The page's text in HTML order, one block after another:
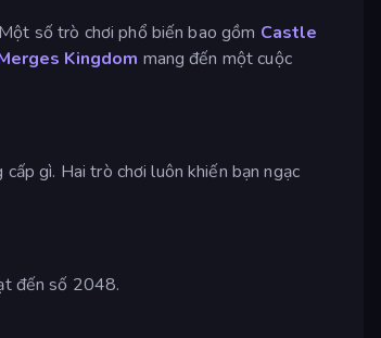
số trò chơi phổ biến bao gồm Castle
Kingdom mang đến một cuộc
gì. Hai trò chơi luôn khiến bạn ngạc
đến số 2048.